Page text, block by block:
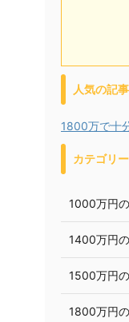
人気の記事
1800万で十
カテゴリー
1000万円
1400万円
1500万円
1800万円